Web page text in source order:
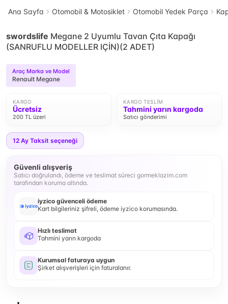
Ana Sayfa Otomobil & Motosiklet Otomobil Yedek Parça
swordslife Megane 2 Uyumlu Tavan Çıta Kapağı
(SANRUFLU MODELLER IÇİN)(2 ADET)
Araç Marka ve Model
Renault Megane
KARGO
Ücretsiz
200 TL üzeri
KARGO TESLIM
Tahmini yarın kargoda
Satıcı gönderimi
12 Ay Taksit seçeneği
Güvenli alışveriş
Satıcı doğrulandı, ödeme ve teslimat süreci gormeklazim.com
tarafından koruma altında.
iyzico güvenceli ödeme
Kart bilgileriniz şifreli, ödeme iyzico korumasında.
Hızlı teslimat
Tahmini yarın kargoda
Kurumsal faturaya uygun
Şirket alışverişleri için faturalanır.